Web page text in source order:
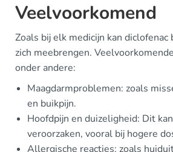
Veelvoorkomend
Zoals bij elk medicijn kan
zich meebrengen.
onder andere:
Maagdarmproblemen: zoals
en buikpijn.
Hoofdpijn en duizeligheid: Dit
veroorzaken, vooral bij hogere
Allergische reacties: zoals